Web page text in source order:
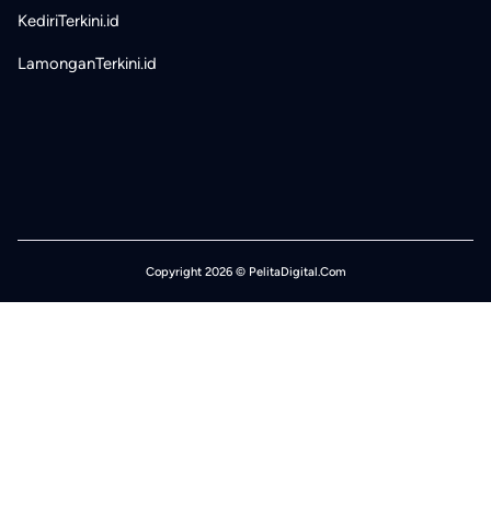
KediriTerkini.id
LamonganTerkini.id
Copyright 2026 © PelitaDigital.Com